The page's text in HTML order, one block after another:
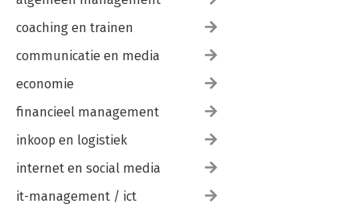
coaching en trainen
communicatie en media
economie
financieel management
inkoop en logistiek
internet en social media
it-management / ict